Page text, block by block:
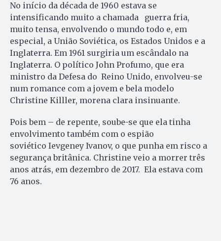
No início da década de 1960 estava se
intensificando muito a chamada guerra fria,
muito tensa, envolvendo o mundo todo e, em
especial, a União Soviética, os Estados Unidos e a
Inglaterra. Em 1961 surgiria um escândalo na
Inglaterra. O político John Profumo, que era
ministro da Defesa do Reino Unido, envolveu-se
num romance com a jovem e bela modelo
Christine Killler, morena clara insinuante.
Pois bem – de repente, soube-se que ela tinha
envolvimento também com o espião
soviético Ievgeney Ivanov, o que punha em risco a
segurança britânica. Christine veio a morrer três
anos atrás, em dezembro de 2017. Ela estava com
76 anos.